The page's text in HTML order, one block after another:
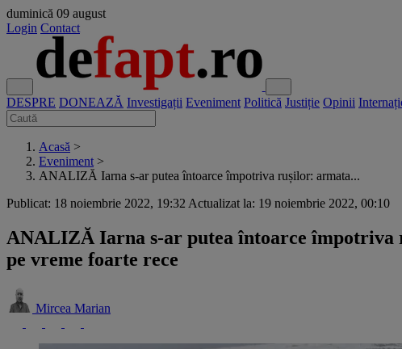
duminică 09 august
Login Contact
DESPRE DONEAZĂ Investigații Eveniment Politică Justiție Opinii
Acasă >
Eveniment >
ANALIZĂ Iarna s-ar putea întoarce împotriva rușilor: armata...
Publicat: 18 noiembrie 2022, 19:32 Actualizat la: 19 noiembrie 2022, 00:10
ANALIZĂ Iarna s-ar putea întoarce împotriva
pe vreme foarte rece
Mircea Marian